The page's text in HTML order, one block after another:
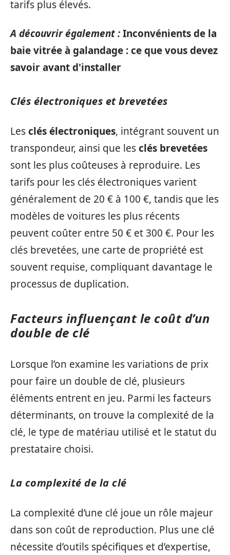
tarifs plus élevés.
A découvrir également :Inconvénients de la
baie vitrée à galandage : ce que vous devez
savoir avant d'installer
Clés électroniques et brevetées
Lesclés électroniques, intégrant souvent un
transpondeur, ainsi que lesclés brevetées
sont les plus coûteuses à reproduire. Les
tarifs pour les clés électroniques varient
généralement de 20 € à 100 €, tandis que les
modèles de voitures les plus récents
peuvent coûter entre 50 € et 300 €. Pour les
clés brevetées, une carte de propriété est
souvent requise, compliquant davantage le
processus de duplication.
Facteurs influençant le coût d’un
double de clé
Lorsque l’on examine les variations de prix
pour faire un double de clé, plusieurs
éléments entrent en jeu. Parmi les facteurs
déterminants, on trouve la complexité de la
clé, le type de matériau utilisé et le statut du
prestataire choisi.
La complexité de la clé
La complexité d’une clé joue un rôle majeur
dans son coût de reproduction. Plus une clé
nécessite d’outils spécifiques et d’expertise,